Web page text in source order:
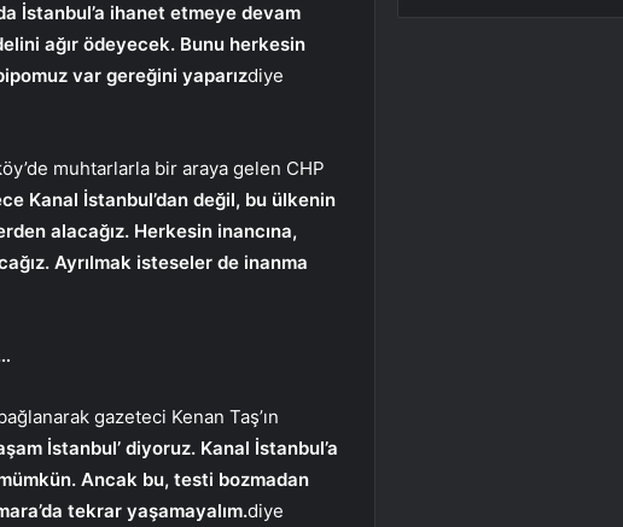
İstanbul’a ihanet etmeye devam
ağır ödeyecek. Bunu herkesin
var gereğini yaparızdiye
muhtarlarla bir araya gelen CHP
Kanal İstanbul’dan değil, bu ülkenin
alacağız. Herkesin inancına,
Ayrılmak isteseler de inanma
gazeteci Kenan Taş’ın
İstanbul’ diyoruz. Kanal İstanbul’a
Ancak bu, testi bozmadan
tekrar yaşamayalım.diye